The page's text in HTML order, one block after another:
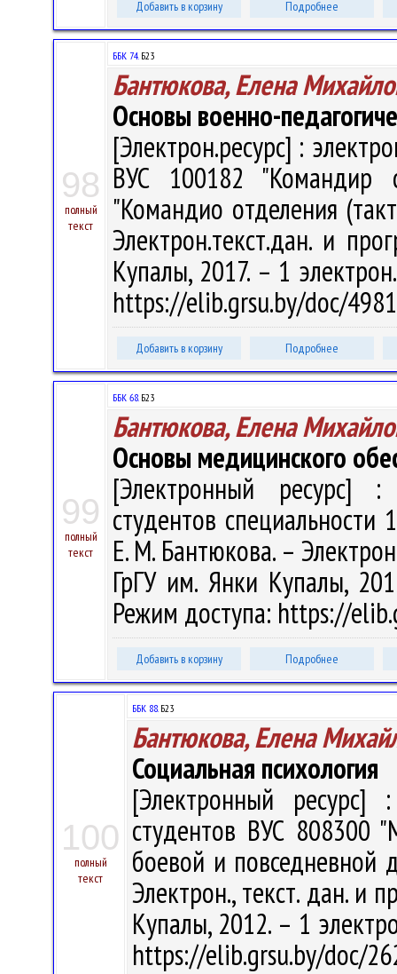
Добавить в корзину Подробнее
98
полный
текст
ББК 74.Б23
Бантюкова, Елена
Основы военно-
[Электрон.ресурс] :
ВУС 100182 "Командир
"Командио отделения
Электрон.текст.дан. и
Купалы, 2017. – 1
https://elib.grsu.by/doc/
Добавить в корзину Подробнее
99
полный
текст
ББК 68.Б23
Бантюкова, Елена
Основы медицинского
[Электронный ресурс] :
студентов
Е. М. Бантюкова. –
ГрГУ им. Янки Купалы,
Режим доступа: https://
Добавить в корзину Подробнее
100
полный
текст
ББК 88.Б23
Бантюкова, Елена
Социальная психология
[Электронный ресурс]
студентов ВУС 808300
боевой и повседневной
Электрон., текст. дан. и
Купалы, 2012. – 1
https://elib.grsu.by/doc/